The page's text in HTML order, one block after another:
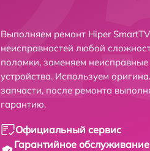
Выполняем ремонт Hiper
неисправностей любой
поломки, заменяем
устройства. Используем
запчасти, после ремонта
гарантию.
Официальный сервис
Гарантийное обслуживание